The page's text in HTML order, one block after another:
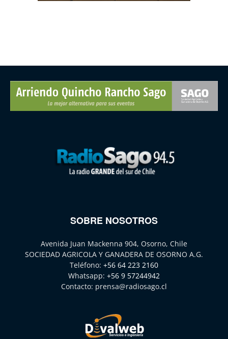
SOBRE NOSOTROS
Avenida Juan Mackenna 904, Osorno, Chile
SOCIEDAD AGRICOLA Y GANADERA DE OSORNO A.G.
Teléfono: +56 64 223 2160
Whatsapp: +56 9 57244942
Contacto: prensa@radiosago.cl